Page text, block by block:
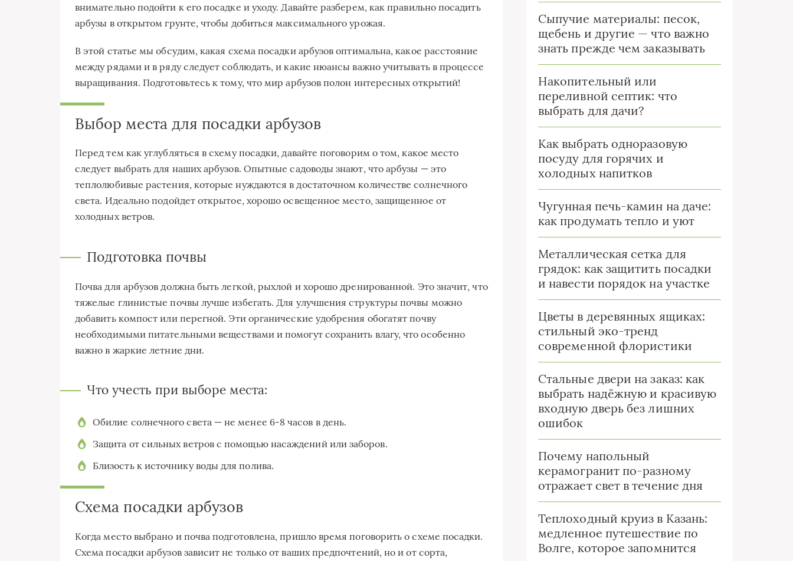
внимательно подойти к его посадке и уходу. Давайте разберем, как правильно посадить
арбузы в открытом грунте, чтобы добиться максимального урожая.
В этой статье мы обсудим, какая схема посадки арбузов оптимальна, какое расстояние
между рядами и в ряду следует соблюдать, и какие нюансы важно учитывать в процессе
выращивания. Подготовьтесь к тому, что мир арбузов полон интересных открытий!
Выбор места для посадки арбузов
Перед тем как углубляться в схему посадки, давайте поговорим о том, какое место
следует выбрать для наших арбузов. Опытные садоводы знают, что арбузы — это
теплолюбивые растения, которые нуждаются в достаточном количестве солнечного
света. Идеально подойдет открытое, хорошо освещенное место, защищенное от
холодных ветров.
Подготовка почвы
Почва для арбузов должна быть легкой, рыхлой и хорошо дренированной. Это значит, что
тяжелые глинистые почвы лучше избегать. Для улучшения структуры почвы можно
добавить компост или перегной. Эти органические удобрения обогатят почву
необходимыми питательными веществами и помогут сохранить влагу, что особенно
важно в жаркие летние дни.
Что учесть при выборе места:
Обилие солнечного света — не менее 6-8 часов в день.
Защита от сильных ветров с помощью насаждений или заборов.
Близость к источнику воды для полива.
Схема посадки арбузов
Когда место выбрано и почва подготовлена, пришло время поговорить о схеме посадки.
Схема посадки арбузов зависит не только от ваших предпочтений, но и от сорта,
Сыпучие материалы: песок,
щебень и другие — что важно
знать прежде чем заказывать
Накопительный или
переливной септик: что
выбрать для дачи?
Как выбрать одноразовую
посуду для горячих и
холодных напитков
Чугунная печь-камин на даче:
как продумать тепло и уют
Металлическая сетка для
грядок: как защитить посадки
и навести порядок на участке
Цветы в деревянных ящиках:
стильный эко-тренд
современной флористики
Стальные двери на заказ: как
выбрать надёжную и красивую
входную дверь без лишних
ошибок
Почему напольный
керамогранит по-разному
отражает свет в течение дня
Теплоходный круиз в Казань:
медленное путешествие по
Волге, которое запомнится